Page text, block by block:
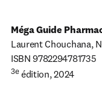
Méga Guide
Laurent Chouchana,
3e édition, 2024